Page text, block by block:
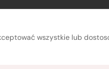
wszystkie lub